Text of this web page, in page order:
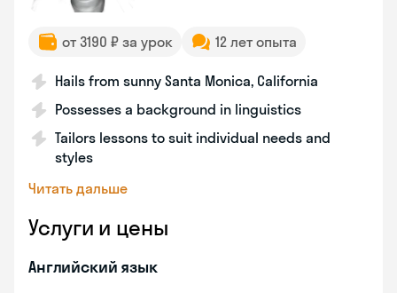
от 3190 ₽ за урок 12 лет опыта
Hails from sunny Santa Monica, California
Possesses a background in linguistics
Tailors lessons to suit individual needs and
styles
Читать дальше
Услуги и цены
Английский язык